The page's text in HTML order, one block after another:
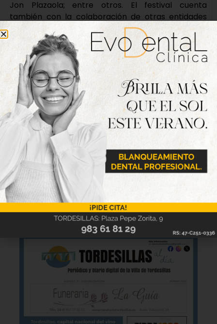
Jon Plazaola; entre otros. El festival cuenta
también con la colaboración de otras entidades
como La Perdiz Roja, Elhora Post House o la
Fundación Triángulo, que contribuyen a impulsar
una iniciativa cultural que une creatividad, territorio
y cultura del vino. Con esta nueva edición, la D.O.
Rueda reafirma su compromiso con la cultura y la
promoción del territorio a través de proyectos que
acercan el vino a nuevos públicos y fomentan la
creatividad audiovisual.
Nueva edición
disponible
Hazte ya con la trigésimo séptima edición de
la revista Tordesillas al día. Haz clic sobre la
imagen para verla online.